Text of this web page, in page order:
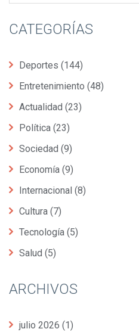
CATEGORÍAS
Deportes (144)
Entretenimiento (48)
Actualidad (23)
Política (23)
Sociedad (9)
Economía (9)
Internacional (8)
Cultura (7)
Tecnología (5)
Salud (5)
ARCHIVOS
julio 2026 (1)